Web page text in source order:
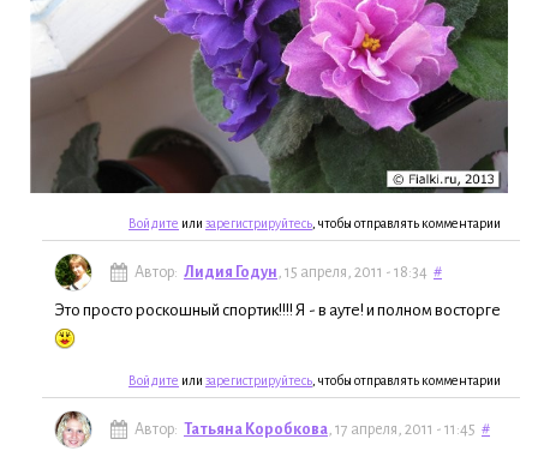
Войдите или зарегистрируйтесь , чтобы отправлять комментарии
Автор: Лидия Годун , 15 апреля, 2011 - 18:34 #
Это просто роскошный спортик!!!! Я - в ауте! и полном восторге
Войдите или зарегистрируйтесь , чтобы отправлять комментарии
Автор: Татьяна Коробкова , 17 апреля, 2011 - 11:45 #